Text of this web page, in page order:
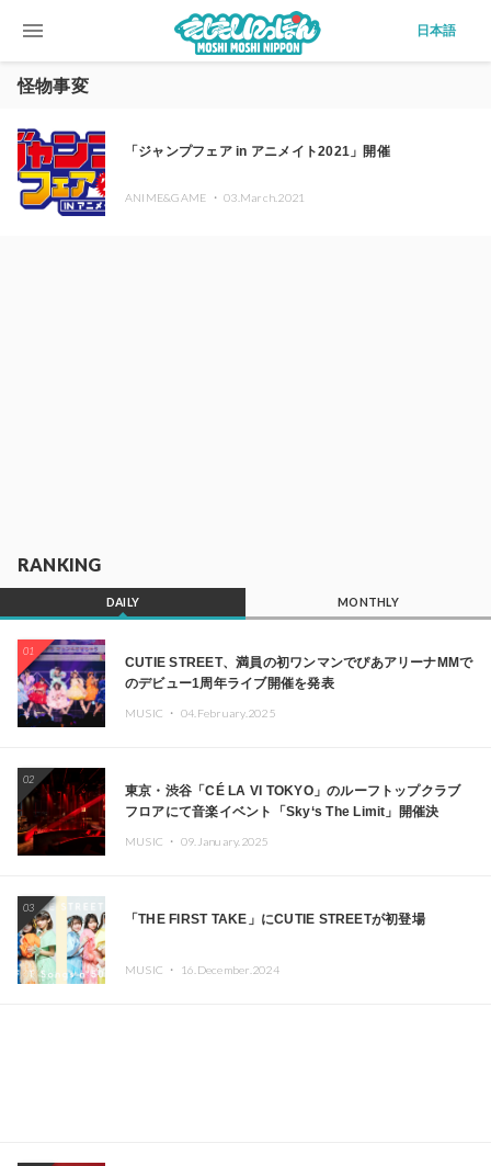
menu 日本語
怪物事変
「ジャンプフェア in アニメイト2021」開催
ANIME&GAME ・03.March.2021
RANKING
DAILY MONTHLY
01
CUTIE STREET、満員の初ワンマンでぴあアリーナMMで
のデビュー1周年ライブ開催を発表
MUSIC ・ 04.February.2025
02
東京・渋谷「CÉ LA VI TOKYO」のルーフトップクラブ
フロアにて音楽イベント「Sky‘s The Limit」開催決
MUSIC ・ 09.January.2025
03
「THE FIRST TAKE」にCUTIE STREETが初登場
MUSIC ・ 16.December.2024